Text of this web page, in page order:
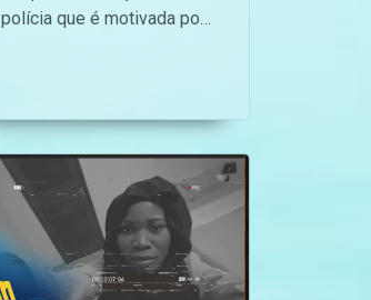
no Instagram:
para não perderes as
novidades do teu canal
favorito.
polícia que é motivada por
e Jeremias é desenterrado
no meio de tanta confusão
e mistério.